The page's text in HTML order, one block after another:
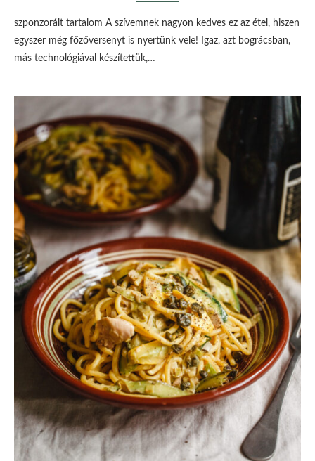
szponzorált tartalom A szívemnek nagyon kedves ez az étel, hiszen
egyszer még főzőversenyt is nyertünk vele! Igaz, azt bográcsban,
más technológiával készítettük,…